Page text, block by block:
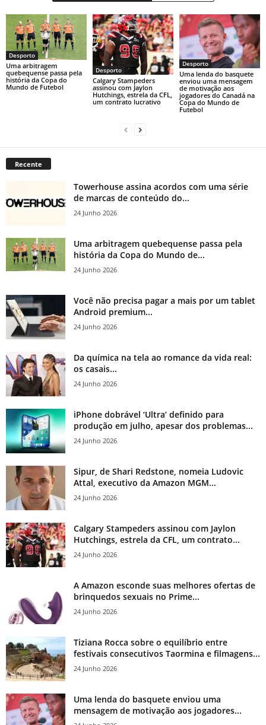
Desporto
Uma arbitragem
quebequense passa pela
história da Copa do
Mundo de Futebol
Desporto
Calgary Stampeders
assinou com Jaylon
Hutchings, estrela da CFL,
um contrato lucrativo
Desporto
Uma lenda do basquete
enviou uma mensagem
de motivação aos
jogadores do Canadá na
Copa do Mundo de
Futebol
Recente
Towerhouse assina acordos com uma série
de marcas de conteúdo do...
24 Junho 2026
Uma arbitragem quebequense passa pela
história da Copa do Mundo de...
24 Junho 2026
Você não precisa pagar a mais por um tablet
Android premium...
24 Junho 2026
Da química na tela ao romance da vida real:
os casais...
24 Junho 2026
iPhone dobrável ‘Ultra’ definido para
produção em julho, apesar dos problemas...
24 Junho 2026
Sipur, de Shari Redstone, nomeia Ludovic
Attal, executivo da Amazon MGM...
24 Junho 2026
Calgary Stampeders assinou com Jaylon
Hutchings, estrela da CFL, um contrato...
24 Junho 2026
A Amazon esconde suas melhores ofertas de
brinquedos sexuais no Prime...
24 Junho 2026
Tiziana Rocca sobre o equilíbrio entre
festivais consecutivos Taormina e filmagens...
24 Junho 2026
Uma lenda do basquete enviou uma
mensagem de motivação aos jogadores...